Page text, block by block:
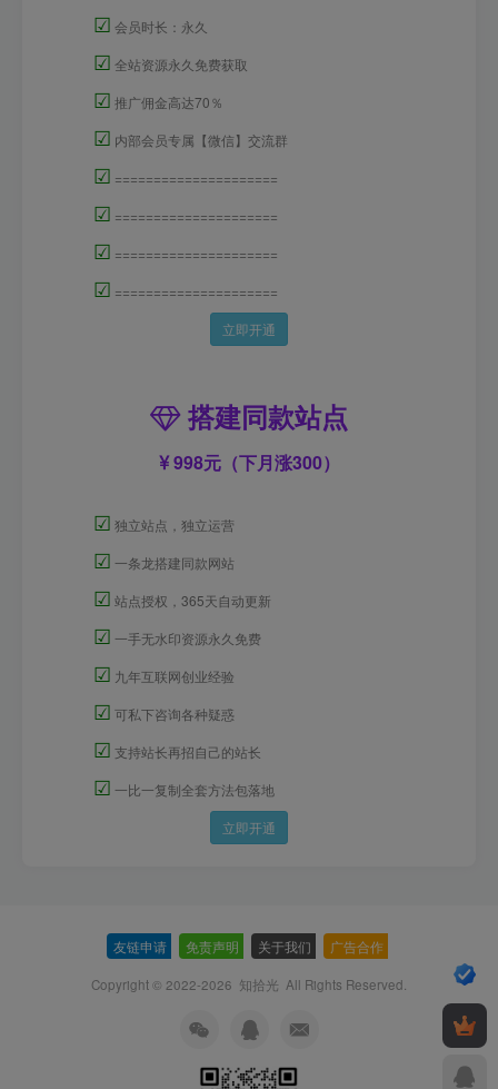
☑ 会员时长：永久
☑ 全站资源永久免费获取
☑ 推广佣金高达70％
☑ 内部会员专属【微信】交流群
☑ =====================
☑ =====================
☑ =====================
☑ =====================
立即开通
搭建同款站点
998元（下月涨300）
☑ 独立站点，独立运营
☑ 一条龙搭建同款网站
☑ 站点授权，365天自动更新
☑ 一手无水印资源永久免费
☑ 九年互联网创业经验
☑ 可私下咨询各种疑惑
☑ 支持站长再招自己的站长
☑ 一比一复制全套方法包落地
立即开通
友链申请 免责声明 关于我们 广告合作
Copyright © 2022-2026 知拾光 All Rights Reserved.